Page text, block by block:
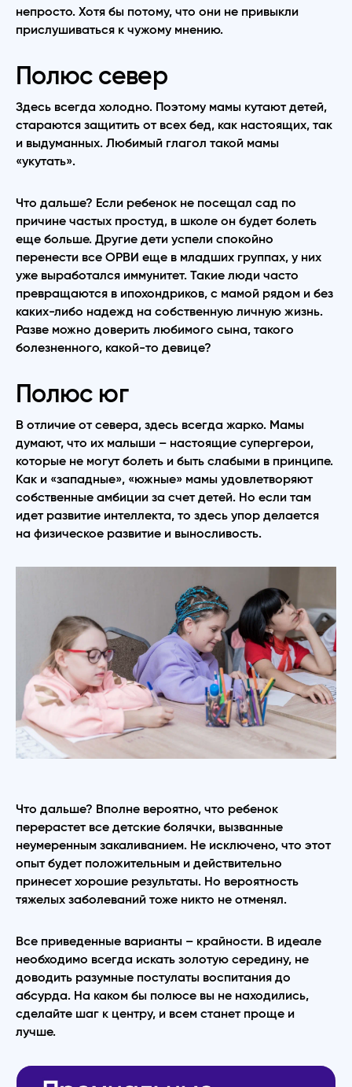
непросто. Хотя бы потому, что они не привыкли
прислушиваться к чужому мнению.
Полюс север
Здесь всегда холодно. Поэтому мамы кутают детей,
стараются защитить от всех бед, как настоящих, так
и выдуманных. Любимый глагол такой мамы
«укутать».
Что дальше? Если ребенок не посещал сад по
причине частых простуд, в школе он будет болеть
еще больше. Другие дети успели спокойно
перенести все ОРВИ еще в младших группах, у них
уже выработался иммунитет. Такие люди часто
превращаются в ипохондриков, с мамой рядом и без
каких-либо надежд на собственную личную жизнь.
Разве можно доверить любимого сына, такого
болезненного, какой-то девице?
Полюс юг
В отличие от севера, здесь всегда жарко. Мамы
думают, что их малыши – настоящие супергерои,
которые не могут болеть и быть слабыми в принципе.
Как и «западные», «южные» мамы удовлетворяют
собственные амбиции за счет детей. Но если там
идет развитие интеллекта, то здесь упор делается
на физическое развитие и выносливость.
Что дальше? Вполне вероятно, что ребенок
перерастет все детские болячки, вызванные
неумеренным закаливанием. Не исключено, что этот
опыт будет положительным и действительно
принесет хорошие результаты. Но вероятность
тяжелых заболеваний тоже никто не отменял.
Все приведенные варианты – крайности. В идеале
необходимо всегда искать золотую середину, не
доводить разумные постулаты воспитания до
абсурда. На каком бы полюсе вы не находились,
сделайте шаг к центру, и всем станет проще и
лучше.